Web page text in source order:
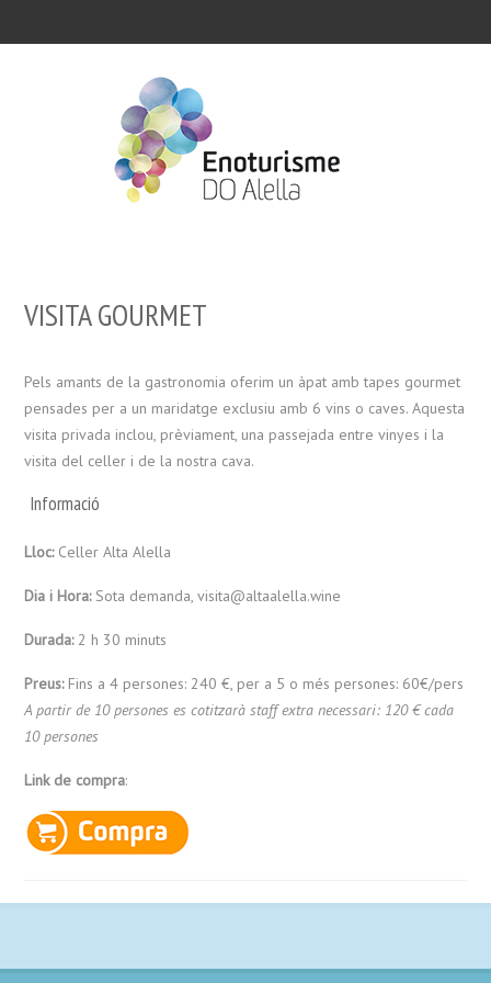
VISITA GOURMET
Pels amants de la gastronomia oferim un àpat amb tapes gourmet
pensades per a un maridatge exclusiu amb 6 vins o caves. Aquesta
visita privada inclou, prèviament, una passejada entre vinyes i la
visita del celler i de la nostra cava.
Informació
Lloc:Celler Alta Alella
Dia i Hora: Sota demanda, visita@altaalella.wine
Durada:2 h 30 minuts
Preus: Fins a 4 persones: 240 €, per a 5 o més persones: 60€/pers
A partir de 10 persones es cotitzarà staff extra necessari: 120 € cada
10 persones
Link de compra: